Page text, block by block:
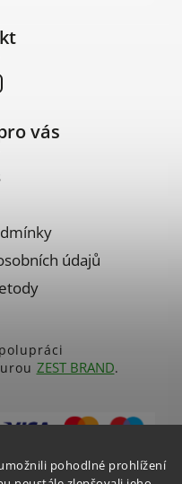
pohodlné prohlížení
vás
údajů
ZEST BRAND.